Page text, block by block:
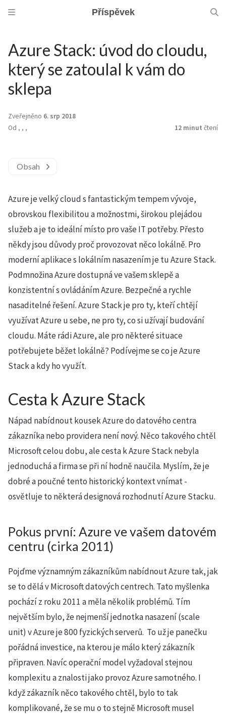
Příspěvek
Azure Stack: úvod do cloudu,
který se zatoulal k vám do
sklepa
Zveřejněno 6. srp 2018
Od , , , 12 minut čtení
Obsah
Azure je velký cloud s fantastickým tempem vývoje,
obrovskou flexibilitou a možnostmi, širokou plejádou
služeb a je to ideální místo pro vaše IT potřeby. Přesto
někdy jsou důvody proč provozovat něco lokálně. Pro
moderní aplikace s lokálním nasazením je tu Azure Stack.
Podmnožina Azure dostupná ve vašem sklepě a
konzistentní s ovládáním Azure. Bezpečné a rychle
nasaditelné řešení. Azure Stack je pro ty, kteří chtějí
využívat Azure u sebe, ne pro ty, co si užívají budování
cloudu. Máte rádi Azure, ale pro některé situace
potřebujete běžet lokálně? Podívejme se co je Azure
Stack a kdy ho využít.
Cesta k Azure Stack
Nápad nabídnout kousek Azure do datového centra
zákazníka nebo providera není nový. Něco takového chtěl
Microsoft celou dobu, ale cesta k Azure Stack nebyla
jednoduchá a firma se při ní hodně naučila. Myslím, že je
dobré a poučné tento historický kontext vnímat -
osvětluje to některá designová rozhodnutí Azure Stacku.
Pokus první: Azure ve vašem datovém
centru (cirka 2011)
Pojďme významným zákazníkům nabídnout Azure tak, jak
se to dělá v Microsoft datových centrech. Tato myšlenka
pochází z roku 2011 a měla několik problémů. Tím
největším bylo, že nejmenší jednotka nasazení (scale
unit) v Azure je 800 fyzických serverů. To už je panečku
pořádná investice, na kterou je málo který zákazník
připraven. Navíc operační model vyžadoval stejnou
komplexitu a znalosti jako provoz Azure samotného. I
když zákazník něco takového chtěl, bylo to tak
komplikované, že se mu o to stejně Microsoft musel